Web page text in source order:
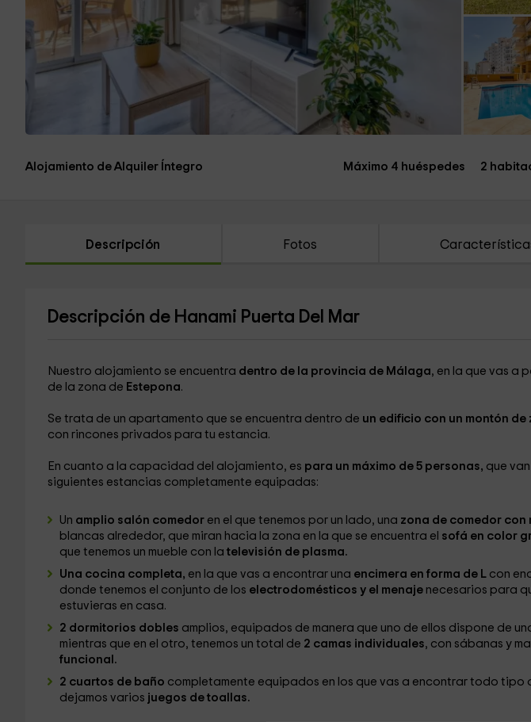
Alojamiento de Alquiler Íntegro Máximo 4 huéspedes 2
Descripción Fotos
Descripción de Hanami Puerta Del Mar
Nuestro alojamiento se encuentra dentro de la provincia de Málaga, en la que vas a
de la zona de Estepona.
Se trata de un apartamento que se encuentra dentro de un edificio con un montón de
con rincones privados para tu estancia.
En cuanto a la capacidad del alojamiento, es para un máximo de 5 personas, que
siguientes estancias completamente equipadas:
Un amplio salón comedor en el que tenemos por un lado, una zona de comedor con
blancas alrededor, que miran hacia la zona en la que se encuentra el sofá en color
que tenemos un mueble con la televisión de plasma.
Una cocina completa, en la que vas a encontrar una encimera en forma de L con
donde tenemos el conjunto de los electrodomésticos y el menajenecesarios para
estuvieras en casa.
2 dormitorios dobles amplios, equipados de manera que uno de ellos dispone de
mientras que en el otro, tenemos un total de 2 camas individuales, con sábanas y
funcional.
2 cuartos de baño completamente equipados en los que vas a encontrar todo tipo
dejamos varios juegos de toallas.